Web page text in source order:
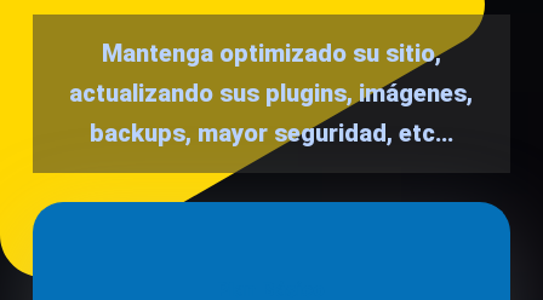
Mantenga optimizado su sitio,
actualizando sus plugins, imágenes,
backups, mayor seguridad, etc…